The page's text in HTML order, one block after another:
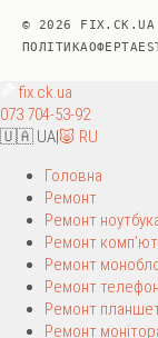
© 2026
ПОЛІТИКАОФЕРТА
fix.ck.ua
073 704-53-92
🇺🇦 UA|🐷 RU
Головна
Ремонт
Ремонт
Ремонт
Ремонт
Ремонт
Ремонт
Ремонт